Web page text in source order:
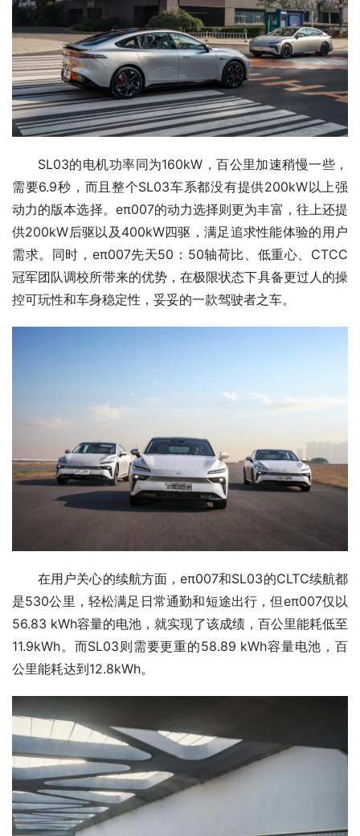
SL03的电机功率同为160kW，百公里加速稍慢一些，
需要6.9秒，而且整个SL03车系都没有提供200kW以上强
动力的版本选择。eπ007的动力选择则更为丰富，往上还提
供200kW后驱以及400kW四驱，满足追求性能体验的用户
需求。同时，eπ007先天50：50轴荷比、低重心、CTCC
冠军团队调校所带来的优势，在极限状态下具备更过人的操
控可玩性和车身稳定性，妥妥的一款驾驶者之车。
在用户关心的续航方面，eπ007和SL03的CLTC续航都
是530公里，轻松满足日常通勤和短途出行，但eπ007仅以
56.83 kWh容量的电池，就实现了该成绩，百公里能耗低至
11.9kWh。而SL03则需要更重的58.89 kWh容量电池，百
公里能耗达到12.8kWh。